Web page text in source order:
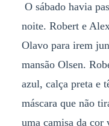
O sábado havia
noite. Robert e
Olavo para irem
mansão Olsen.
azul, calça preta e
máscara que não
uma camisa da cor